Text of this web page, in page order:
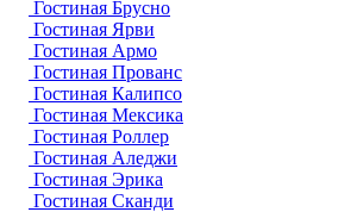
Гостиная Брусно
Гостиная Ярви
Гостиная Армо
Гостиная Прованс
Гостиная Калипсо
Гостиная Мексика
Гостиная Роллер
Гостиная Аледжи
Гостиная Эрика
Гостиная Сканди